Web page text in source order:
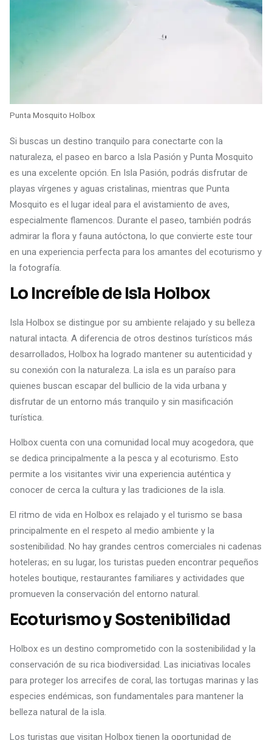
Punta Mosquito Holbox
Si buscas un destino tranquilo para conectarte con la
naturaleza, el paseo en barco a Isla Pasión y Punta Mosquito
es una excelente opción. En Isla Pasión, podrás disfrutar de
playas vírgenes y aguas cristalinas, mientras que Punta
Mosquito es el lugar ideal para el avistamiento de aves,
especialmente flamencos. Durante el paseo, también podrás
admirar la flora y fauna autóctona, lo que convierte este tour
en una experiencia perfecta para los amantes del ecoturismo y
la fotografía.
Lo Increíble de Isla Holbox
Isla Holbox se distingue por su ambiente relajado y su belleza
natural intacta. A diferencia de otros destinos turísticos más
desarrollados, Holbox ha logrado mantener su autenticidad y
su conexión con la naturaleza. La isla es un paraíso para
quienes buscan escapar del bullicio de la vida urbana y
disfrutar de un entorno más tranquilo y sin masificación
turística.
Holbox cuenta con una comunidad local muy acogedora, que
se dedica principalmente a la pesca y al ecoturismo. Esto
permite a los visitantes vivir una experiencia auténtica y
conocer de cerca la cultura y las tradiciones de la isla.
El ritmo de vida en Holbox es relajado y el turismo se basa
principalmente en el respeto al medio ambiente y la
sostenibilidad. No hay grandes centros comerciales ni cadenas
hoteleras; en su lugar, los turistas pueden encontrar pequeños
hoteles boutique, restaurantes familiares y actividades que
promueven la conservación del entorno natural.
Ecoturismo y Sostenibilidad
Holbox es un destino comprometido con la sostenibilidad y la
conservación de su rica biodiversidad. Las iniciativas locales
para proteger los arrecifes de coral, las tortugas marinas y las
especies endémicas, son fundamentales para mantener la
belleza natural de la isla.
Los turistas que visitan Holbox tienen la oportunidad de